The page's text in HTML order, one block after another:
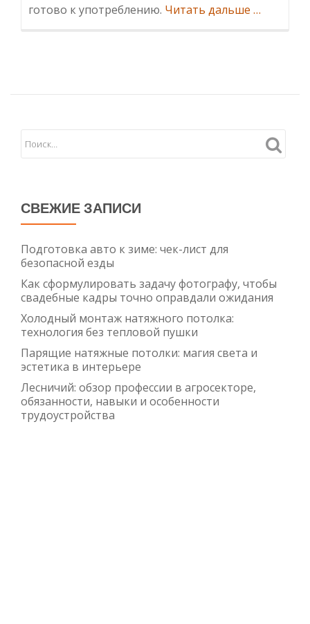
готово к употреблению. Читать дальше
широкий
от
…
СВЕЖИЕ ЗАПИСИ
Подготовка авто к зиме: чек-лист для
безопасной езды
Как сформулировать задачу фотографу, чтобы
свадебные кадры точно оправдали ожидания
Холодный монтаж натяжного потолка:
технология без тепловой пушки
Парящие натяжные потолки: магия света и
эстетика в интерьере
Лесничий: обзор профессии в агросекторе,
обязанности, навыки и особенности
трудоустройства